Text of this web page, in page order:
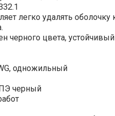
легко удалять
черного цвета,
одножильный
черный